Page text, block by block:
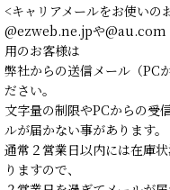
<キャリアメールをお使いの
@ezweb.ne.jpや@au.com
用のお客様は
弊社からの送信メール（PC
ださい。
文字量の制限やPCからの受
ルが届かない事があります。
通常２営業日以内には在庫
りますので、